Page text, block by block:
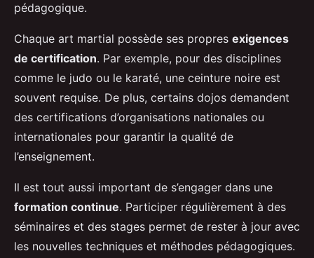
pédagogique.
Chaque art martial possède ses propres exigences
de certification. Par exemple, pour des disciplines
comme le judo ou le karaté, une ceinture noire est
souvent requise. De plus, certains dojos demandent
des certifications d’organisations nationales ou
internationales pour garantir la qualité de
l’enseignement.
Il est tout aussi important de s’engager dans une
formation continue. Participer régulièrement à des
séminaires et des stages permet de rester à jour avec
les nouvelles techniques et méthodes pédagogiques.